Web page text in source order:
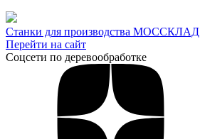
Станки для производства МОССКЛАД
Перейти на сайт
Соцсети по деревообработке